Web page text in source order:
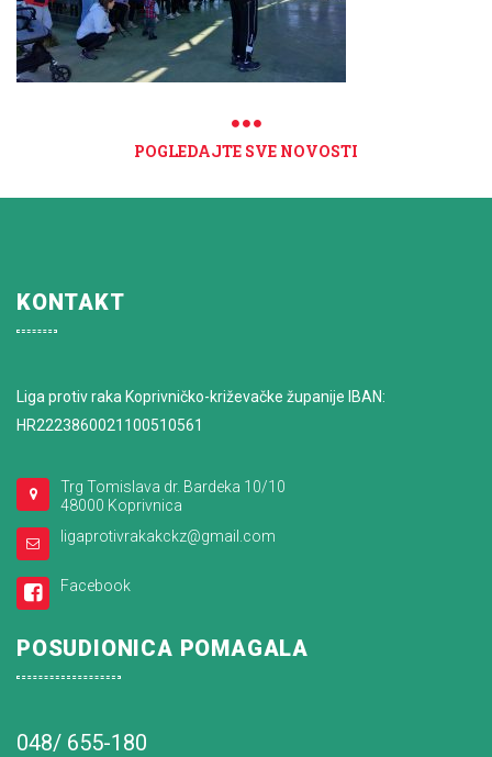
POGLEDAJTE SVE NOVOSTI
KONTAKT
Liga protiv raka Koprivničko-križevačke županije IBAN:
HR2223860021100510561
Trg Tomislava dr. Bardeka 10/10
48000 Koprivnica
ligaprotivrakakckz@gmail.com
Facebook
POSUDIONICA POMAGALA
048/ 655-180